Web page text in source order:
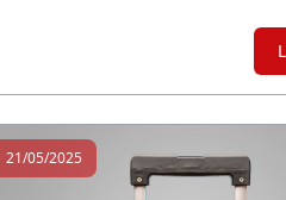
21/05/2025